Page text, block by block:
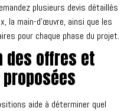
plusieurs devis détaillés
la main-d’œuvre, ainsi que les
pour chaque phase du projet.
des offres et
aide à déterminer quel